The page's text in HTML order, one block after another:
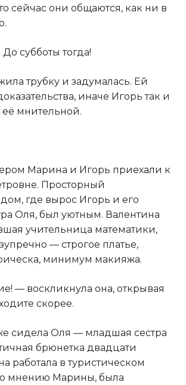
сейчас они общаются, как ни в
субботы тогда!
трубку и задумалась. Ей
иначе Игорь так и
её мнительной.
Марина и Игорь приехали к
Просторный
где вырос Игорь и его
Оля, был уютным. Валентина
учительница математики,
— строгое платье,
минимум макияжа.
— воскликнула она, открывая
скорее.
сидела Оля — младшая сестра
брюнетка двадцати
работала в туристическом
мнению Марины, была